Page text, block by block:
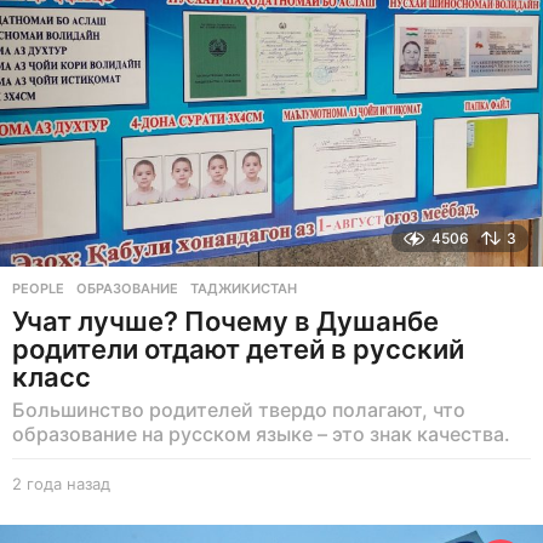
4506 3
PEOPLE ОБРАЗОВАНИЕ ,ТАДЖИКИСТАН
Учат лучше? Почему в Душанбе
родители отдают детей в русский
класс
Большинство родителей твердо полагают, что
образование на русском языке – это знак качества.
2 года назад
о